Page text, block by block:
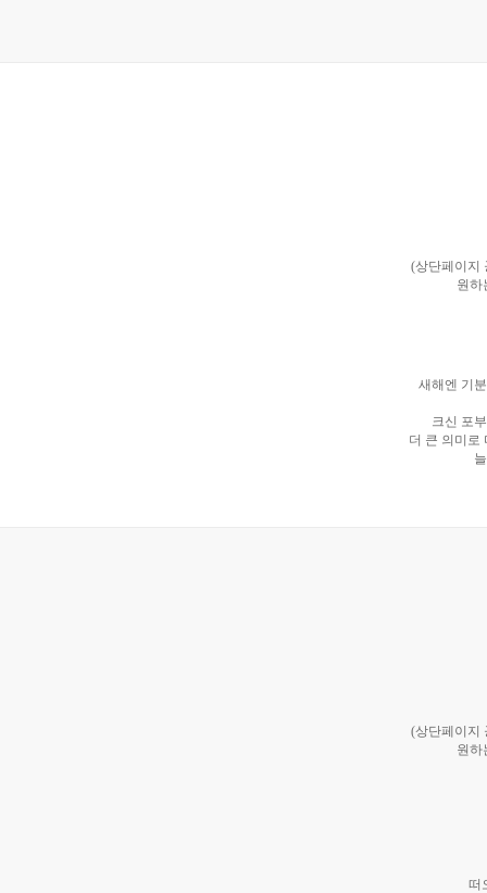
(상단페이지
원하
새해엔 기
크신 포
더 큰 의미로
(상단페이지
원하
떠